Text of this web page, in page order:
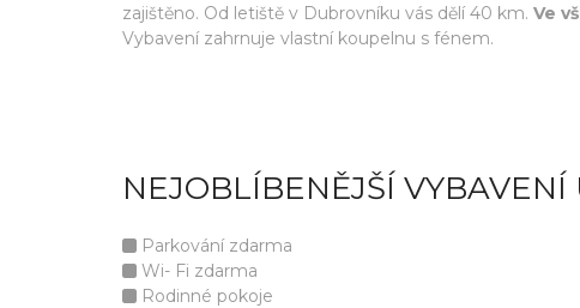
zajištěno. Od letiště v Dubrovníku vás dělí 40 km. Ve
Vybavení zahrnuje vlastní koupelnu s fénem.
NEJOBLÍBENĚJŠÍ VYBAVENÍ
Parkování zdarma
Wi- Fi zdarma
Rodinné pokoje